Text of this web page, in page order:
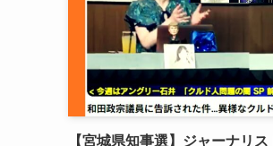
【宮城県知事選】ジャーナリ